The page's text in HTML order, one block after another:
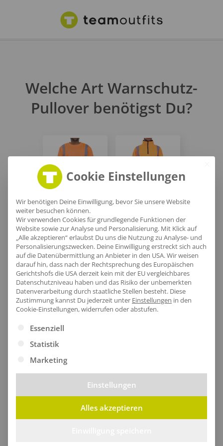
Welche Art Warnschutz-
Pullover benötigst Du?
Rundhals
Warnschutz
Pullover
EK 18,09€/Stk
Warnschutz Zip-
Pullover
EK 15,71€/Stk
Cookie Einstellungen
Wir benötigen Deine Einwilligung, bevor Sie unsere Website
weiter besuchen können.
Wir verwenden Cookies für grundlegende Funktionen der
Website sowie zur Analyse und Personalisierung. Mit Klick auf
„Alle akzeptieren“ erlaubst Du uns die Nutzung zu Analyse- und
Personalisierungszwecken. Deine Einwilligung erstreckt sich auch
auf die Datenübermittlung an Anbieter in den USA. Wir weisen
darauf hin, dass nach der Rechtsprechung des Europäischen
Gerichtshofs die USA derzeit kein mit der EU vergleichbares
Datenschutzniveau haben und das Risiko der unbemerkten
Datenverarbeitung durch staatliche Stellen besteht. Diese
Zustimmung kannst Du jederzeit unter Einstellungen in den
Cookie-Einstellungen, widerrufen oder abstufen.
Es folgt eine Liste der Service-Gruppen, für die eine
Essenziell
Statistik
Marketing
Einstellungen
Alles akzeptieren